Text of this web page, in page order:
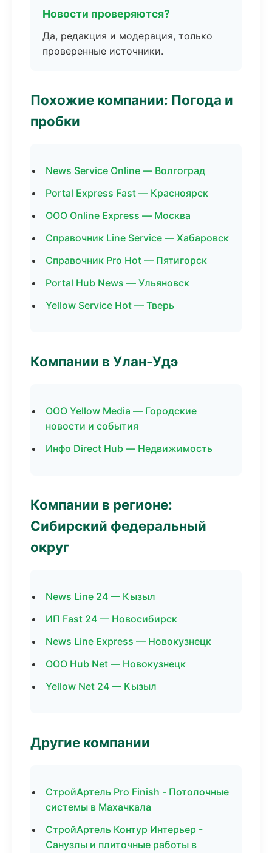
Новости проверяются?
Да, редакция и модерация, только
проверенные источники.
Похожие компании: Погода и
пробки
News Service Online — Волгоград
Portal Express Fast — Красноярск
ООО Online Express — Москва
Справочник Line Service — Хабаровск
Справочник Pro Hot — Пятигорск
Portal Hub News — Ульяновск
Yellow Service Hot — Тверь
Компании в Улан-Удэ
ООО Yellow Media — Городские
новости и события
Инфо Direct Hub — Недвижимость
Компании в регионе:
Сибирский федеральный
округ
News Line 24 — Кызыл
ИП Fast 24 — Новосибирск
News Line Express — Новокузнецк
ООО Hub Net — Новокузнецк
Yellow Net 24 — Кызыл
Другие компании
СтройАртель Pro Finish - Потолочные
системы в Махачкала
СтройАртель Контур Интерьер -
Санузлы и плиточные работы в